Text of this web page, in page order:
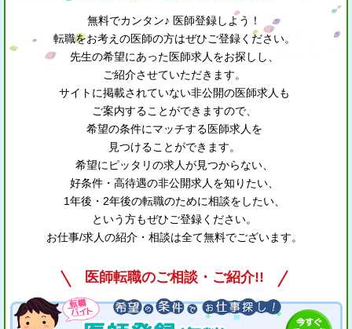
無料でカンタン♪ 医師登録しよう！
転職をお考えの医師の方はぜひご登録ください。
先生の希望にあった医師求人をお探しし、
ご紹介させていただきます。
サイトに掲載されていない非公開の医師求人も
ご案内することができますので、
希望の条件にマッチする医師求人を
見つけることができます。
希望にピッタリの求人が見つからない、
好条件・高待遇の非公開求人を知りたい、
1年後・2年後の転職のために相談をしたい、
という方もぜひご登録ください。
お仕事/求人の紹介・相談は全て無料でございます。
医師転職のご相談・ご紹介!!